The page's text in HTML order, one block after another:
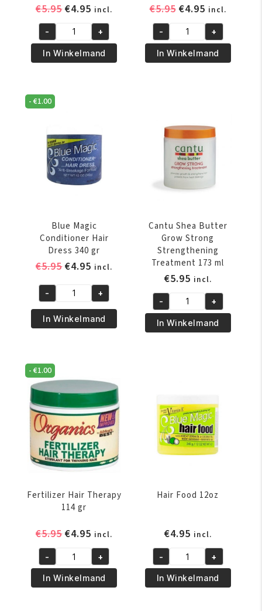
€5.95Oorspronkelijke
was:
€5.95.
€4.95 Huidige
prijs
is:
€4.95.
incl.
Blue
Magic
Argan
With
Mango
Lime
340
gr
aantal
- +
In Winkelmand
€5.95 Oorspronkelijke
was:
€5.95.
€4.95Huidige
prijs
is:
€4.95.
incl.
Blue
Magic
Coconut
aantal
- +
In Winkelmand
-€1.00
Blue Magic
Conditioner Hair
Dress 340 gr
€5.95Oorspronkelijke
was:
€5.95.
€4.95 Huidige
is:
€4.95.
incl.
Blue
Magic
Conditioner
340
gr
aantal
- +
In Winkelmand
Cantu Shea Butter
Grow Strong
Strengthening
Treatment 173 ml
€5.95 incl.
Cantu
Shea
Butter
173
ml
aantal
- +
In Winkelmand
-€1.00
Fertilizer Hair Therapy
114 gr
€5.95Oorspronkelijke
was:
€5.95.
€4.95 Huidige
prijs
is:
€4.95.
incl.
Fertilizer
Hair
Therapy
- +
In Winkelmand
Hair Food 12oz
€4.95 incl.
Hair
Food
12oz
- +
In Winkelmand